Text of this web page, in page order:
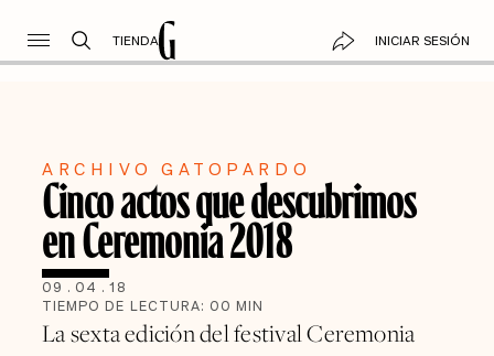
TIENDA INICIAR SESIÓN
ARCHIVO GATOPARDO
Cinco actos que descubrimos
en Ceremonia 2018
09 . 04 . 18
TIEMPO DE LECTURA: 00 MIN
La sexta edición del festival Ceremonia